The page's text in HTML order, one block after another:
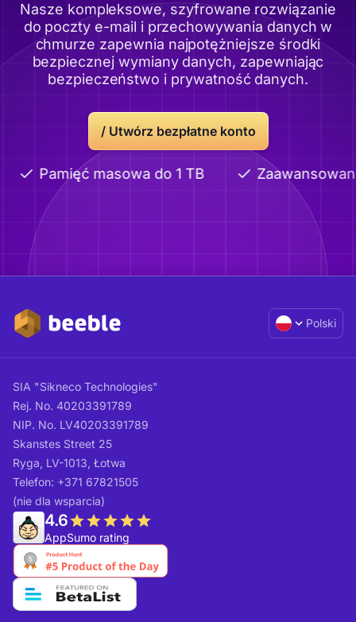
Nasze kompleksowe, szyfrowane rozwiązanie
do poczty e-mail i przechowywania danych w
chmurze zapewnia najpotężniejsze środki
bezpiecznej wymiany danych, zapewniając
bezpieczeństwo i prywatność danych.
/ Utwórz bezpłatne konto
Pamięć masowa do 1 TB Zaawansowane
Polski
SIA "Sikneco Technologies"
Rej. No. 40203391789
NIP. No. LV40203391789
Skanstes Street 25
Ryga, LV-1013, Łotwa
Telefon: +371 67821505
(nie dla wsparcia)
4.6
AppSumo rating